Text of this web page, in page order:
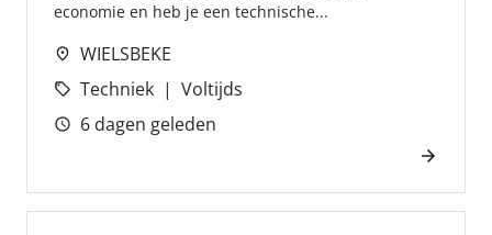
economie en heb je een technische...
WIELSBEKE
Techniek
Voltijds
6 dagen geleden